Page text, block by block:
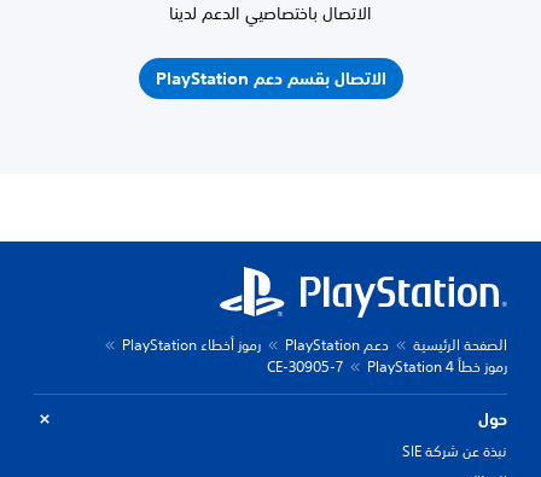
الاتصال باختصاصيي الدعم لدينا
الاتصال بقسم دعم PlayStation
الصفحة الرئيسية دعم PlayStation
رموز أخطاء PlayStation
رموز خطأ PlayStation 4
CE-30905-7
حول
نبذة عن شركة SIE